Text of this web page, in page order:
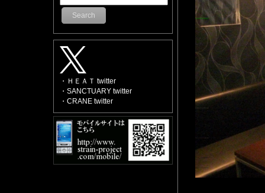
Search
・ＨＥＡＴ twitter
・SANCTUARY twitter
・CRANE twitter